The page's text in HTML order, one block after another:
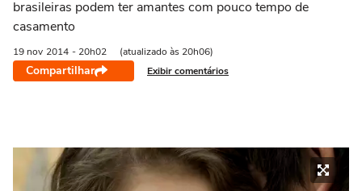
brasileiras podem ter amantes com pouco tempo de
casamento
19 nov 2014 - 20h02 (atualizado às 20h06)
Compartilhar Exibir comentários